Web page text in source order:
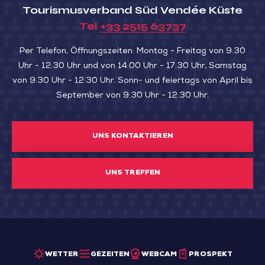
Tourismusverband Süd Vendée Küste
Tel +33 2515 63737
Per Telefon, Öffnungszeiten: Montag - Freitag von 9:30
Uhr - 12:30 Uhr und von 14:00 Uhr - 17:30 Uhr, Samstag
von 9:30 Uhr - 12:30 Uhr. Sonn- und feiertags von April bis
September von 9:30 Uhr - 12:30 Uhr.
UNS KONTAKTIEREN
UNS TREFFEN
WETTER GEZEITEN WEBCAM PROSPEKT